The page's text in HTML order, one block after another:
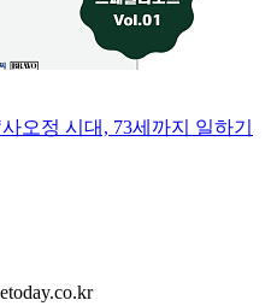
오정 시대, 73세까지 일하기